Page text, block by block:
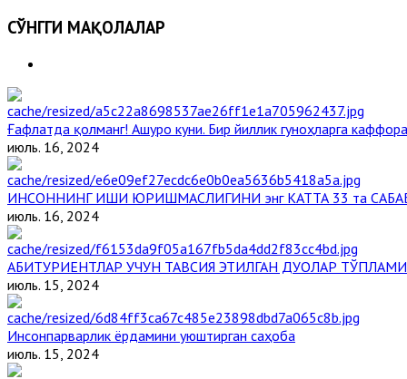
СЎНГГИ МАҚОЛАЛАР
Ғафлатда қолманг! Ашуро куни. Бир йиллик гуноҳларга
июль. 16, 2024
ИНСОННИНГ ИШИ ЮРИШМАСЛИГИНИ энг КАТТА 33 та
июль. 16, 2024
АБИТУРИЕНТЛАР УЧУН ТАВСИЯ ЭТИЛГАН ДУОЛАР ТЎПЛАМИ
июль. 15, 2024
Инсонпарварлик ёрдамини уюштирган саҳоба
июль. 15, 2024